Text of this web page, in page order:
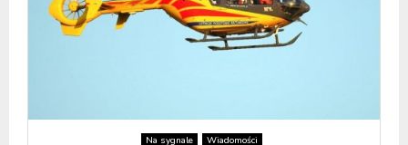
Na sygnale Wiadomości